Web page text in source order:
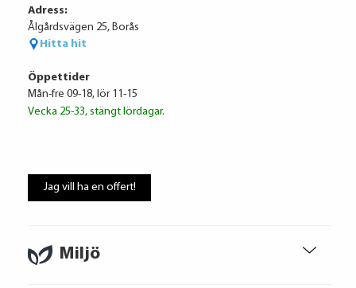
Miljö
Ränta
Uppläggningsavgift
Administrationskostnad
Om du inte kan betala tillbaka skulden i
lån. För stöd, vänd dig till budget- och
Adress:
Ålgårdsvägen 25, Borås
Hitta hit
Öppettider
Mån-fre 09-18, lör 11-15
Vecka 25-33, stängt lördagar.
Jag vill ha en offert!